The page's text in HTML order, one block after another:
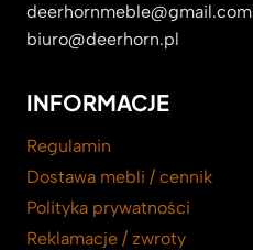
deerhornmeble@gmail.com
biuro@deerhorn.pl
INFORMACJE
Regulamin
Dostawa mebli / cennik
Polityka prywatności
Reklamacje / zwroty